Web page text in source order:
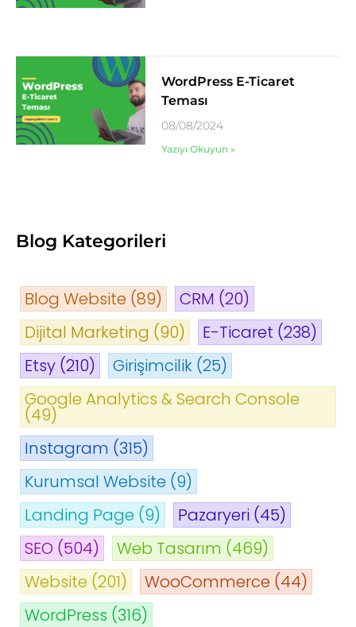
WordPress E-Ticaret
Teması
08/08/2024
Yazıyı Okuyun »
Blog Kategorileri
Blog Website (89) CRM (20)
Dijital Marketing (90) E-Ticaret (238)
Etsy (210) Girişimcilik (25)
Google Analytics & Search Console
(49)
Instagram (315)
Kurumsal Website (9)
Landing Page (9) Pazaryeri (45)
SEO (504) Web Tasarım (469)
Website (201) WooCommerce (44)
WordPress (316)